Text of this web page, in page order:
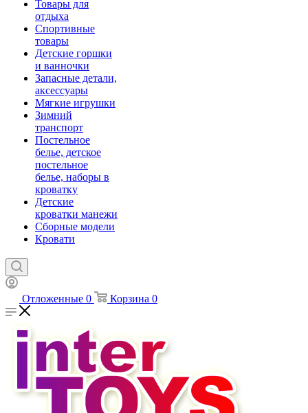
Товары для
отдыха
Спортивные
товары
Детские горшки
и ванночки
Запасные детали,
аксессуары
Мягкие игрушки
Зимний
транспорт
Постельное
белье, детское
постельное
белье, наборы в
кроватку
Детские
кроватки манежи
Сборные модели
Кровати
Отложенные 0 Корзина 0